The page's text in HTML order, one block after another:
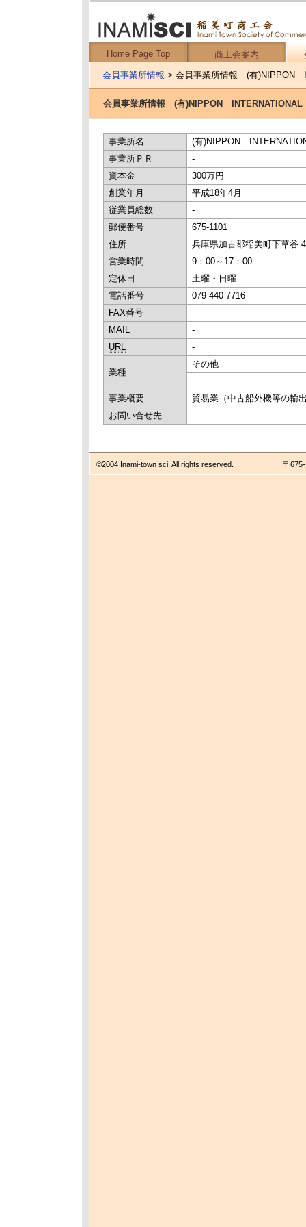
Home Page Top 商工会案内
会員事業所情報 > 会員事業所情報 (有)NIPPON
会員事業所情報 (有)NIPPON INTERNATIONAL
事業所名
(有)NIPPON
事業所ＰＲ
-
資本金
300万円
創業年月
平成18年4月
従業員総数
-
郵便番号
675-1101
住所
兵庫県加古郡稲美町下草谷
営業時間
9：00～17：00
定休日
土曜・日曜
電話番号
079-440-7716
FAX番号
MAIL
-
URL
-
業種
その他
事業概要
貿易業（中古船外機等の輸
お問い合せ先
-
〒
©2004 Inami-town sci. All rights reserved.